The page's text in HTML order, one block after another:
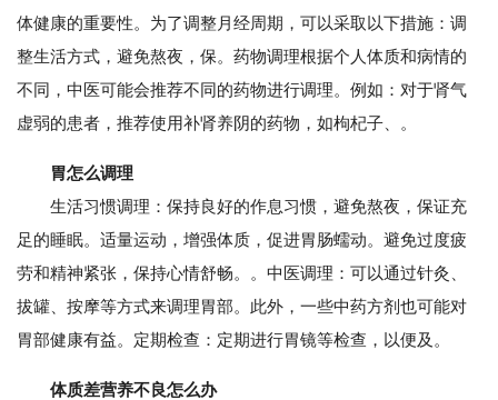
体健康的重要性。为了调整月经周期，可以采取以下措施：调
整生活方式，避免熬夜，保。药物调理根据个人体质和病情的
不同，中医可能会推荐不同的药物进行调理。例如：对于肾气
虚弱的患者，推荐使用补肾养阴的药物，如枸杞子、。
胃怎么调理
生活习惯调理：保持良好的作息习惯，避免熬夜，保证充
足的睡眠。适量运动，增强体质，促进胃肠蠕动。避免过度疲
劳和精神紧张，保持心情舒畅。。中医调理：可以通过针灸、
拔罐、按摩等方式来调理胃部。此外，一些中药方剂也可能对
胃部健康有益。定期检查：定期进行胃镜等检查，以便及。
体质差营养不良怎么办